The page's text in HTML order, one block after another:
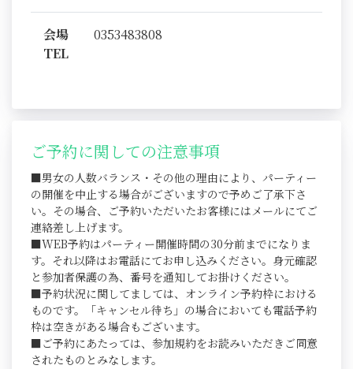
会場
TEL
0353483808
ご予約に関しての注意事項
■男女の人数バランス・その他の理由により、パーティー
の開催を中止する場合がございますので予めご了承下さ
い。その場合、ご予約いただいたお客様にはメールにてご
連絡差し上げます。
■WEB予約はパーティー開催時間の30分前までになりま
す。それ以降はお電話にてお申し込みください。身元確認
と参加者保護の為、番号を通知してお掛けください。
■予約状況に関してましては、オンライン予約枠における
ものです。「キャンセル待ち」の場合においても電話予約
枠は空きがある場合もございます。
■ご予約にあたっては、参加規約をお読みいただきご同意
されたものとみなします。